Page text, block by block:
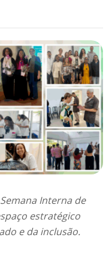
Interna de
estratégico
e da inclusão.